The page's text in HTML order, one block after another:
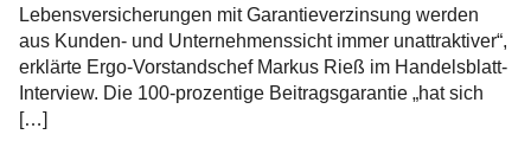
Lebensversicherungen mit Garantieverzinsung werden
aus Kunden- und Unternehmenssicht immer unattraktiver“,
erklärte Ergo-Vorstandschef Markus Rieß im Handelsblatt-
Interview. Die 100-prozentige Beitragsgarantie „hat sich
[…]